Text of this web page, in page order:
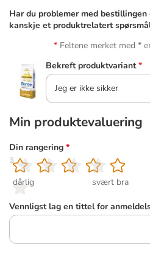
Har du problemer med
kanskje et produktrelatert
Feltene merket med *
Bekreft produktvariant *
Jeg er ikke sikker
Min produktevaluering
Din rangering *
1
dårlig
2
3
4
5
svært bra
Vennligst lag en tittel for